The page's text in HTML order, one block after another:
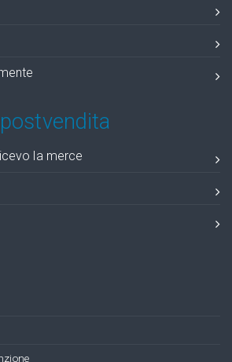
la merce